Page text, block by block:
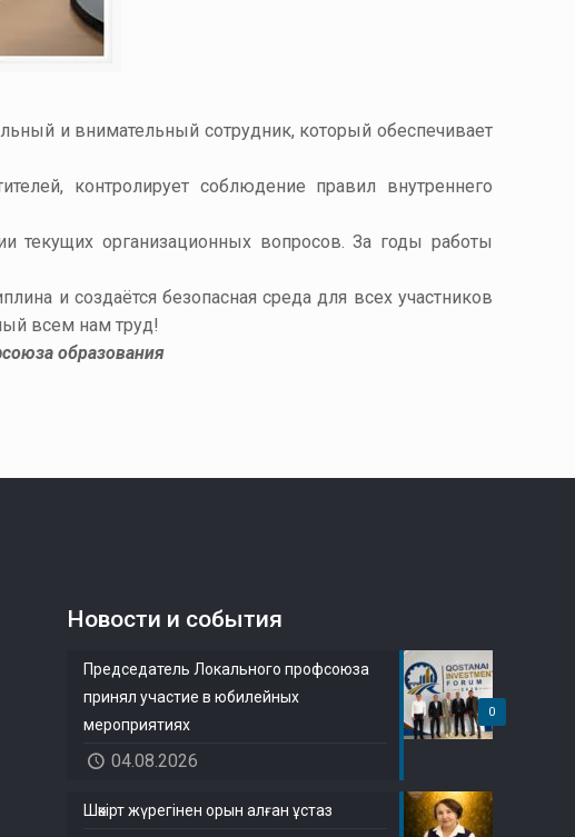
и внимательный сотрудник, который обеспечивает
контролирует соблюдение правил внутреннего
текущих организационных вопросов. За годы работы
и создаётся безопасная среда для всех участников
всем нам труд!
образования
Новости и события
0
Председатель Локального профсоюза
принял участие в юбилейных
мероприятиях
04.08.2026
Шәкірт жүрегінен орын алған ұстаз